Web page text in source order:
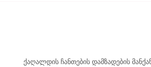
ქაღალდის ჩანთების დამზადების